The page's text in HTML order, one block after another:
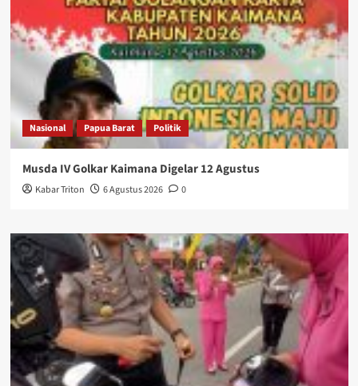
Nasional Papua Barat Politik
Musda IV Golkar Kaimana Digelar 12 Agustus
Kabar Triton 6 Agustus 2026 0